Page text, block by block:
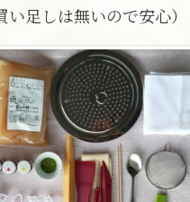
足しは無いので安心）